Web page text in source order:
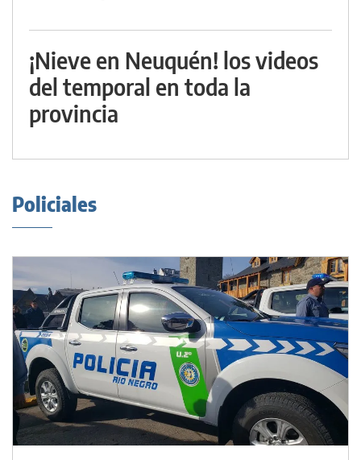
¡Nieve en Neuquén! los videos
del temporal en toda la
provincia
Policiales